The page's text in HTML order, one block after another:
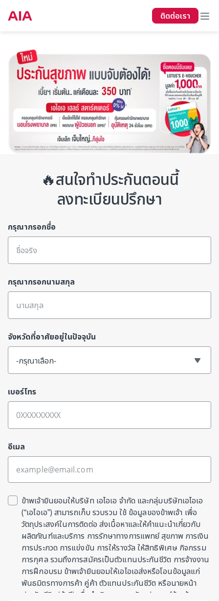
ติดต่อเรา
🔥สนใจทำประกันตอนนี้
ลงทะเบียนปรึกษา
กรุณากรอกชื่อ
กรุณากรอกนามสกุล
จังหวัดที่อาศัยอยู่ในปัจจุบัน
-กรุณาเลือก-
เบอร์โทร
อีเมล
ข้าพเจ้ายินยอมให้บริษัท เอไอเอ จำกัด และกลุ่มบริษัทเอไอเอ
(“เอไอเอ”) สามารถเก็บ รวบรวม ใช้ ข้อมูลของข้าพเจ้า เพื่อ
วัตถุประสงค์ในการติดต่อ ส่งเนื้อหาและให้คำแนะนำเกี่ยวกับ
ผลิตภัณฑ์และบริการ การรักษาทางการแพทย์ สุขภาพ การเงิน
การประกวด การแข่งขัน การให้รางวัล ให้สิทธิพิเศษ กิจกรรม
การกุศล รวมถึงการสมัครเป็นตัวแทนประกันชีวิต การจ้างงาน
การฝึกอบรม ข้าพเจ้ายินยอมให้เอไอเอส่งหรือโอนข้อมูลแก่
พันธมิตรทางการค้า คู่ค้า ตัวแทนประกันชีวิต หรือนายหน้า
ประกันชีวิต (ถ้ามี) เพื่อดำเนินการตามวัตถุประสงค์ข้างต้น